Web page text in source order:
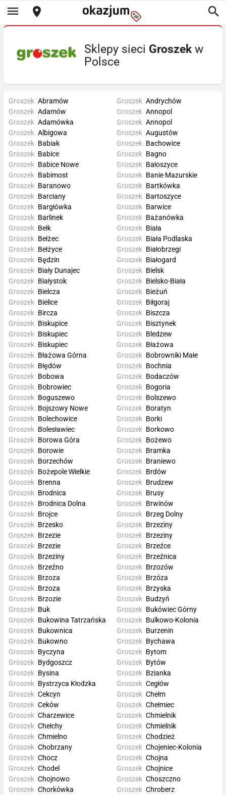
Sklepy sieci Groszekw
Polsce
Groszek Abramów
Groszek Adamów
Groszek Adamówka
Groszek Albigowa
Groszek Andrychów
Groszek Annopol
Groszek Annopol
Groszek Augustów
Groszek Babiak
Groszek Babice
Groszek Babice Nowe
Groszek Babimost
Groszek Bachowice
Groszek Bagno
Groszek Bałoszyce
Groszek Banie Mazurskie
Groszek Baranowo
Groszek Barciany
Groszek Bargłówka
Groszek Barlinek
Groszek Bartkówka
Groszek Bartoszyce
Groszek Barwice
Groszek Bażanówka
Groszek Bełk
Groszek Bełżec
Groszek Bełżyce
Groszek Będzin
Groszek Biała
Groszek Biała Podlaska
Groszek Białobrzegi
Groszek Białogard
Groszek Biały Dunajec
Groszek Białystok
Groszek Bielcza
Groszek Bielice
Groszek Bielsk
Groszek Bielsko-Biała
Groszek Bieżuń
Groszek Biłgoraj
Groszek Bircza
Groszek Biskupice
Groszek Biskupiec
Groszek Biskupiec
Groszek Biszcza
Groszek Bisztynek
Groszek Bledzew
Groszek Błażowa
Groszek Błażowa Górna
Groszek Błędów
Groszek Bobowa
Groszek Bobrowiec
Groszek Bobrowniki Małe
Groszek Bochnia
Groszek Bodaczów
Groszek Bogoria
Groszek Boguszewo
Groszek Bojszowy Nowe
Groszek Bolechowice
Groszek Bolesławiec
Groszek Bolszewo
Groszek Boratyn
Groszek Borki
Groszek Borkowo
Groszek Borowa Góra
Groszek Borowie
Groszek Borzechów
Groszek Bożepole Wielkie
Groszek Bożewo
Groszek Bramka
Groszek Braniewo
Groszek Brdów
Groszek Brenna
Groszek Brodnica
Groszek Brodnica Dolna
Groszek Brojce
Groszek Brudzew
Groszek Brusy
Groszek Brwinów
Groszek Brzeg Dolny
Groszek Brzesko
Groszek Brzezie
Groszek Brzezie
Groszek Brzeziny
Groszek Brzeziny
Groszek Brzeziny
Groszek Brzeźce
Groszek Brzeźnica
Groszek Brzeźno
Groszek Brzoza
Groszek Brzoza
Groszek Brzozie
Groszek Brzozów
Groszek Brzóza
Groszek Brzyska
Groszek Budzyń
Groszek Buk
Groszek Bukowina Tatrzańska
Groszek Bukownica
Groszek Bukowno
Groszek Bukówiec Górny
Groszek Bulkowo-Kolonia
Groszek Burzenin
Groszek Bychawa
Groszek Byczyna
Groszek Bydgoszcz
Groszek Bysina
Groszek Bystrzyca Kłodzka
Groszek Bytom
Groszek Bytów
Groszek Bzianka
Groszek Cegłów
Groszek Cekcyn
Groszek Ceków
Groszek Charzewice
Groszek Chełchy
Groszek Chełm
Groszek Chełmiec
Groszek Chmielnik
Groszek Chmielnik
Groszek Chmielno
Groszek Chobrzany
Groszek Chocz
Groszek Chodel
Groszek Chodzież
Groszek Chojeniec-Kolonia
Groszek Chojna
Groszek Chojnice
Groszek Chojnowo
Groszek Chorkówka
Groszek Choszczno
Groszek Chroberz